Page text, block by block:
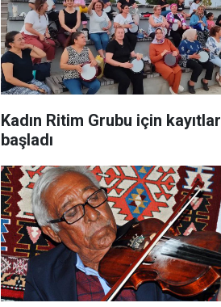
Kadın Ritim Grubu için kayıtlar
başladı